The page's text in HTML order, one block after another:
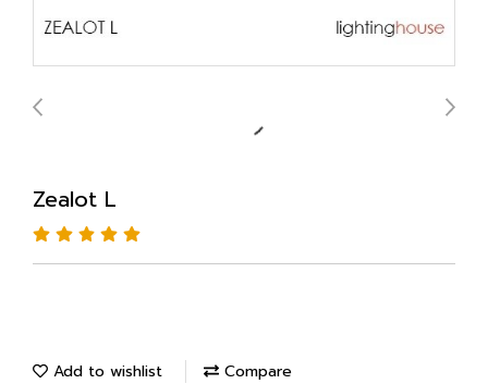
Zealot L
Add to wishlist Compare